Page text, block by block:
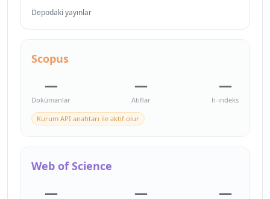
Depodaki yayınlar
Scopus
—
Dokümanlar
—
Atıflar
—
h-indeks
Kurum API anahtarı ile aktif olur
Web of Science
— — —